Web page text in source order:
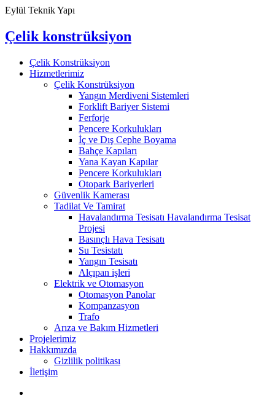
Eylül Teknik Yapı
Çelik konstrüksiyon
Çelik Konstrüksiyon
Hizmetlerimiz
Çelik Konstrüksiyon
Yangın Merdiveni Sistemleri
Forklift Bariyer Sistemi
Ferforje
Pencere Korkulukları
İç ve Dış Cephe Boyama
Bahçe Kapıları
Yana Kayan Kapılar
Pencere Korkulukları
Otopark Bariyerleri
Güvenlik Kamerası
Tadilat Ve Tamirat
Havalandırma Tesisatı Havalandırma Tesisat
Projesi
Basınçlı Hava Tesisatı
Su Tesistatı
Yangın Tesisatı
Alçıpan işleri
Elektrik ve Otomasyon
Otomasyon Panolar
Kompanzasyon
Trafo
Arıza ve Bakım Hizmetleri
Projelerimiz
Hakkımızda
Gizlilik politikası
İletişim